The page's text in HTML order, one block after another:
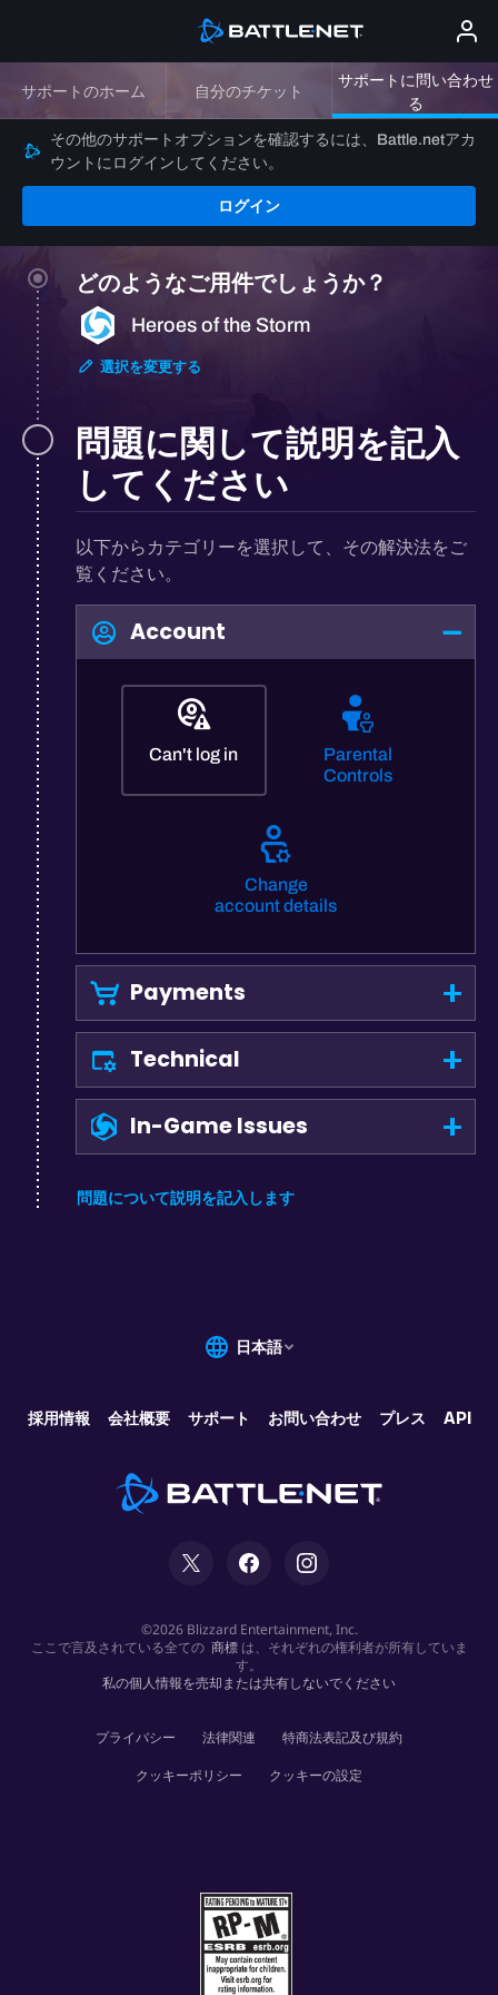
サポートのホーム 自分のチケット
サポートに問い合わせ
る
その他のサポートオプションを確認するには、Battle.netアカ
ウントにログインしてください。
ログイン
どのようなご用件でしょうか？
Heroes of the Storm
選択を変更する
問題に関して説明を記入
してください
以下からカテゴリーを選択して、その解決法をご
覧ください。
Account
Can't log in
Parental
Controls
Change
account details
Payments
Technical
In-Game Issues
問題について説明を記入します